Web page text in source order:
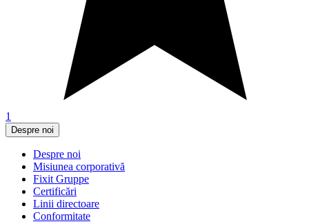
1
Despre noi
Despre noi
Misiunea corporativă
Fixit Gruppe
Certificări
Linii directoare
Conformitate